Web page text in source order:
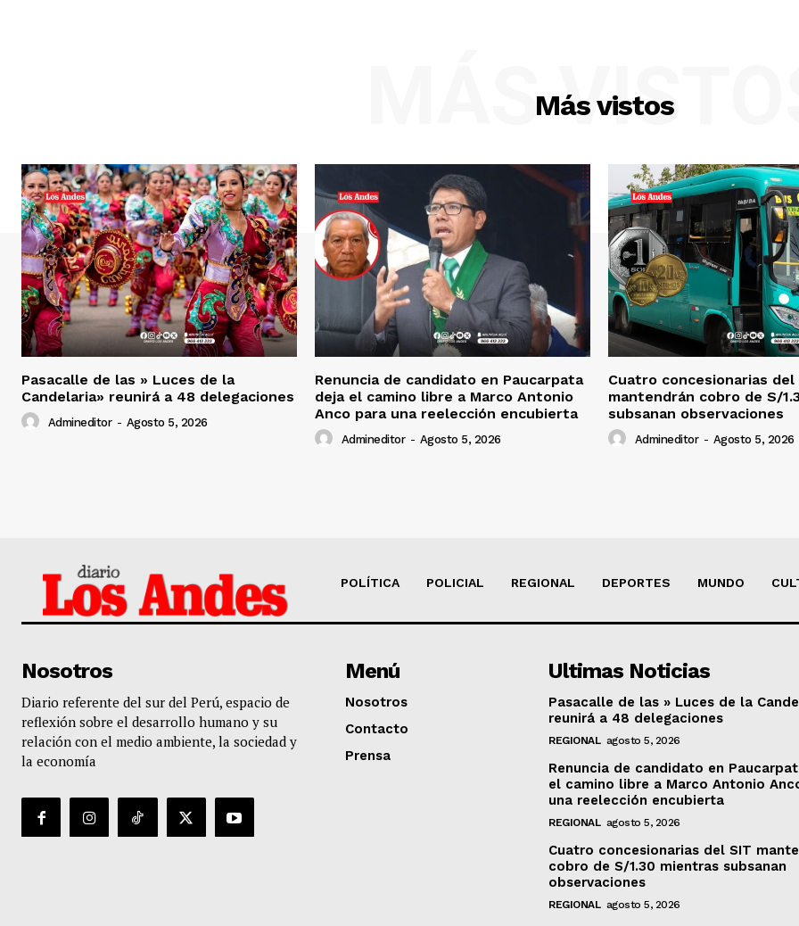
Más vistos
MÁS
Pasacalle de las » Luces de la
Candelaria» reunirá a 48 delegaciones
Admineditor - Agosto 5, 2026
Renuncia de candidato en Paucarpata
deja el camino libre a Marco Antonio
Anco para una reelección encubierta
Admineditor - Agosto 5, 2026
Cuatro concesionarias del
mantendrán cobro de S/
subsanan observaciones
Admineditor - Agosto 5, 2026
POLÍTICA POLICIAL REGIONAL DEPORTES MUNDO
Nosotros
Diario referente del sur del Perú, espacio de
reflexión sobre el desarrollo humano y su
relación con el medio ambiente, la sociedad y
la economía
Menú
Nosotros
Contacto
Prensa
Ultimas Noticias
Pasacalle de las » Luces de la
reunirá a 48 delegaciones
REGIONAL agosto 5, 2026
Renuncia de candidato en
el camino libre a Marco Antonio
una reelección encubierta
REGIONAL agosto 5, 2026
Cuatro concesionarias del SIT
cobro de S/1.30 mientras subsanan
observaciones
REGIONAL agosto 5, 2026